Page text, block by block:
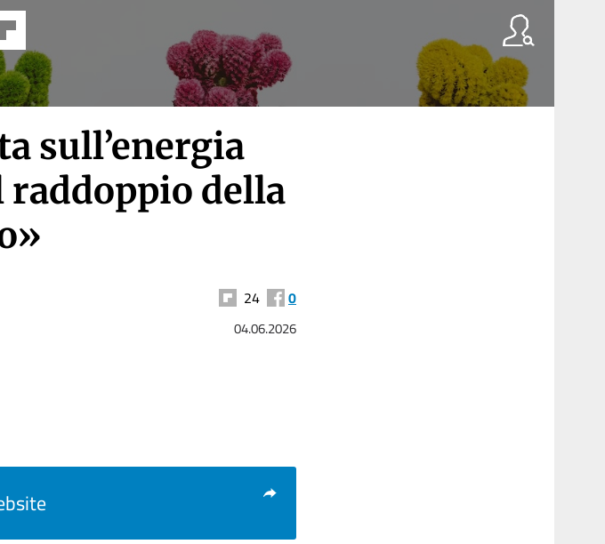
sull’energia
raddoppio della
24 0
04.06.2026